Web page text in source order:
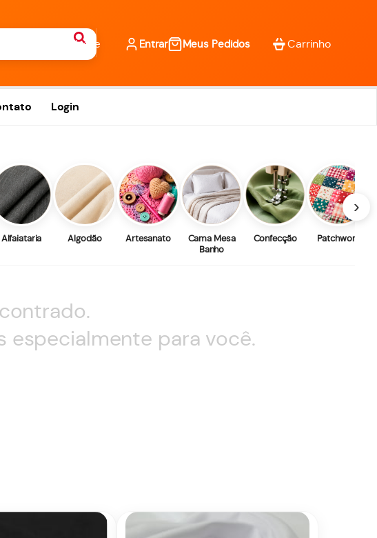
Entrar Meus Pedidos
Login
Alfaiataria Algodão Artesanato
Cama Mesa
Banho
Confecção Patchwork
›
especialmente para você.